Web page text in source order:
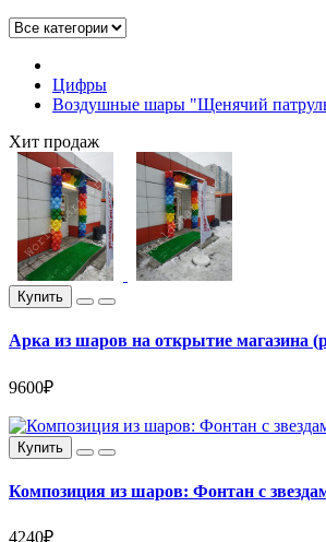
Цифры
Воздушные шары "Щенячий
Хит продаж
Купить
Арка из шаров на открытие магазина
9600₽
Купить
Композиция из шаров: Фонтан с
4240₽